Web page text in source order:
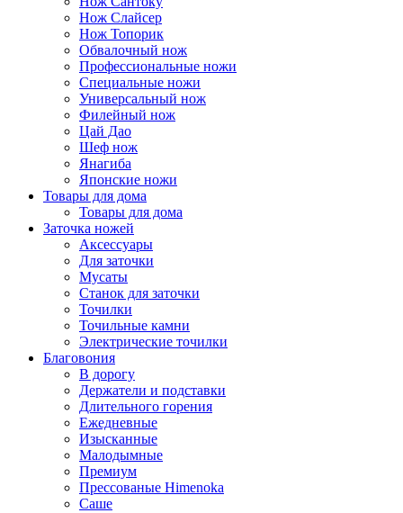
Нож Слайсер
Нож Топорик
Обвалочный нож
Профессиональные ножи
Специальные ножи
Универсальный нож
Филейный нож
Цай Дао
Шеф нож
Янагиба
Японские ножи
Товары для дома
Товары для дома
Заточка ножей
Аксессуары
Для заточки
Мусаты
Станок для заточки
Точилки
Точильные камни
Электрические точилки
Благовония
В дорогу
Держатели и подставки
Длительного горения
Ежедневные
Изысканные
Малодымные
Премиум
Прессованые Himenoka
Саше